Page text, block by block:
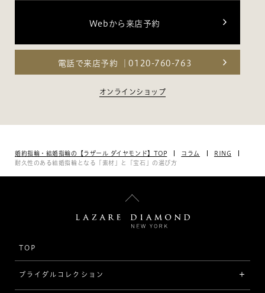
Webから来店予約
電話で来店予約 0120-760-763
オンラインショップ
婚約指輪・結婚指輪の【ラザール ダイヤモンド】TOP コラム
RING
耐久性のある結婚指輪となる「素材」と「宝石」の選び方
TOP
ブライダルコレクション